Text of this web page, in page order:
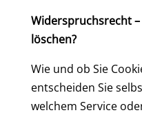
Widerspruchsrecht
löschen?
Wie und ob Sie
entscheiden Sie
welchem Service